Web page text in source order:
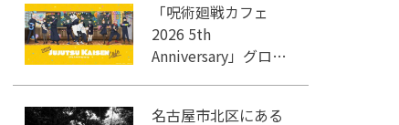
「呪術廻戦カフェ
2026 5th
Anniversary」グロー
名古屋市北区にある